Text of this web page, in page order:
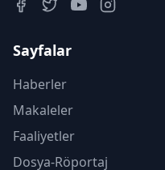
Sayfalar
Haberler
Makaleler
Faaliyetler
Dosya-Röportaj